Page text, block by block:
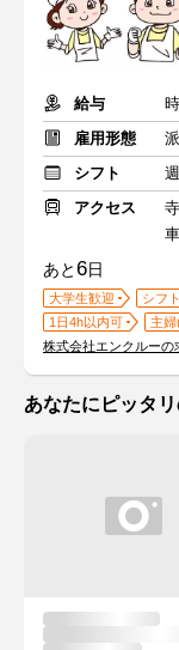
給与
雇用形態
シフト
アクセス
あと6日
大学生歓迎 シフ
1日4h以内可
主婦
株式会社エンクルーの
あなたにピッタ